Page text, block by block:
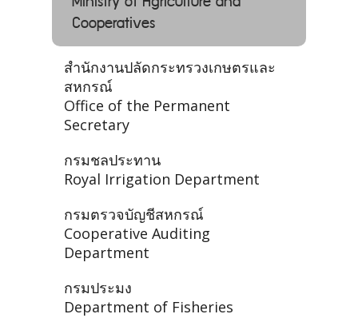
Cooperatives
สำนักงานปลัดกระทรวงเกษตรและ
สหกรณ์
Office of the Permanent
Secretary
กรมชลประทาน
Royal Irrigation Department
กรมตรวจบัญชีสหกรณ์
Cooperative Auditing
Department
กรมประมง
Department of Fisheries